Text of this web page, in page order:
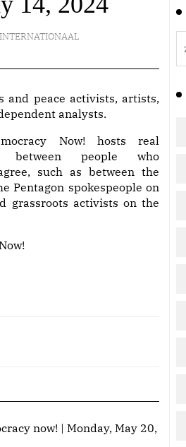
INTERNATIONAAL
and peace activists, artists,
analysts.
Now! hosts real
between people who
such as between the
Pentagon spokespeople on
grassroots activists on the
now! | Monday, May 20,